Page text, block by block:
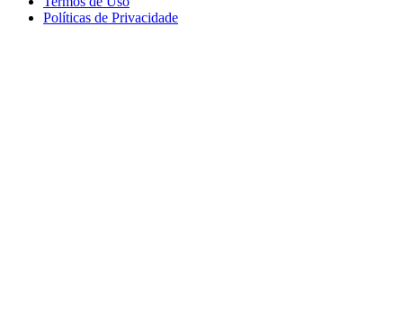
Políticas de Privacidade